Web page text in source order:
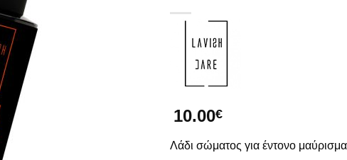
10.00€
Λάδι σώματος για έντονο μαύρισμα